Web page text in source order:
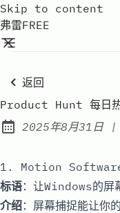
Skip to content
弗雷FREE
返回
Product Hunt 每日
Published:
2025年8月31日|
1. Motion
标语：让Windows的屏
介绍：屏幕捕捉能让你